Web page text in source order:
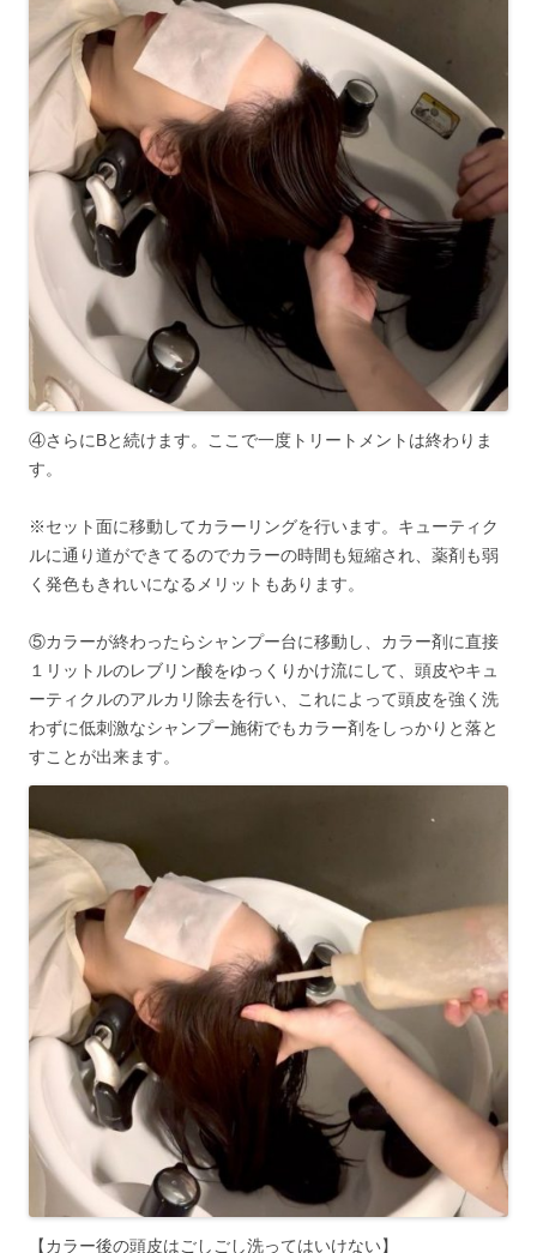
④さらにBと続けます。ここで一度トリートメントは終わりま
す。
※セット面に移動してカラーリングを行います。キューティク
ルに通り道ができてるのでカラーの時間も短縮され、薬剤も弱
く発色もきれいになるメリットもあります。
⑤カラーが終わったらシャンプー台に移動し、カラー剤に直接
１リットルのレブリン酸をゆっくりかけ流にして、頭皮やキュ
ーティクルのアルカリ除去を行い、これによって頭皮を強く洗
わずに低刺激なシャンプー施術でもカラー剤をしっかりと落と
すことが出来ます。
【カラー後の頭皮はごしごし洗ってはいけない】